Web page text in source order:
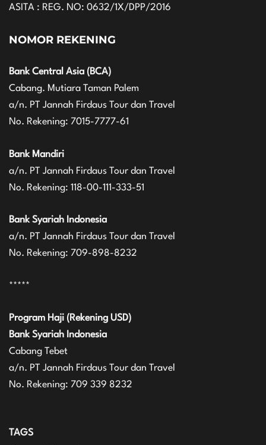
ASITA : REG. NO: 0632/1X/DPP/2016
NOMOR REKENING
Bank Central Asia (BCA)
Cabang. Mutiara Taman Palem
a/n. PT Jannah Firdaus Tour dan Travel
No. Rekening: 7015-7777-61
Bank Mandiri
a/n. PT Jannah Firdaus Tour dan Travel
No. Rekening: 118-00-111-333-51
Bank Syariah Indonesia
a/n. PT Jannah Firdaus Tour dan Travel
No. Rekening: 709-898-8232
*****
Program Haji (Rekening USD)
Bank Syariah Indonesia
Cabang Tebet
a/n. PT Jannah Firdaus Tour dan Travel
No. Rekening: 709 339 8232
TAGS